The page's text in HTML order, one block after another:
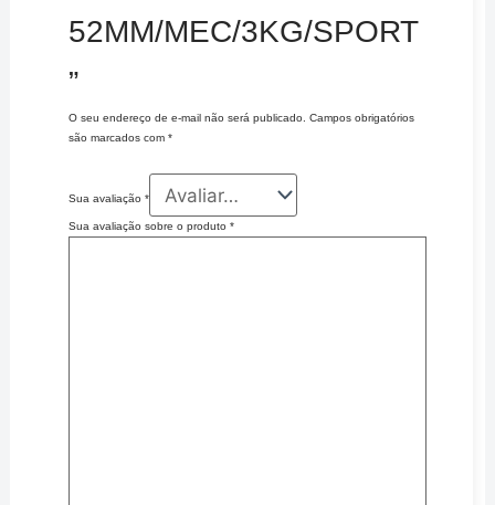
52MM/MEC/3KG/SPORT
”
O seu endereço de e-mail não será publicado.
Campos obrigatórios
são marcados com *
Sua avaliação *
Sua avaliação sobre o produto *